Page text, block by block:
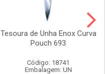
Tesoura de Unha Enox Curva
Pouch 693
Código: 18741
Embalagem: UN